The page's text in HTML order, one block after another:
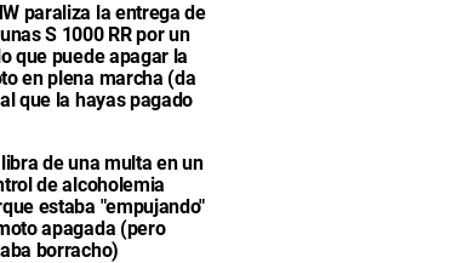
paraliza la entrega de
S 1000 RR por un
que puede apagar la
en plena marcha (da
que la hayas pagado
de una multa en un
de alcoholemia
estaba "empujando"
apagada (pero
borracho)